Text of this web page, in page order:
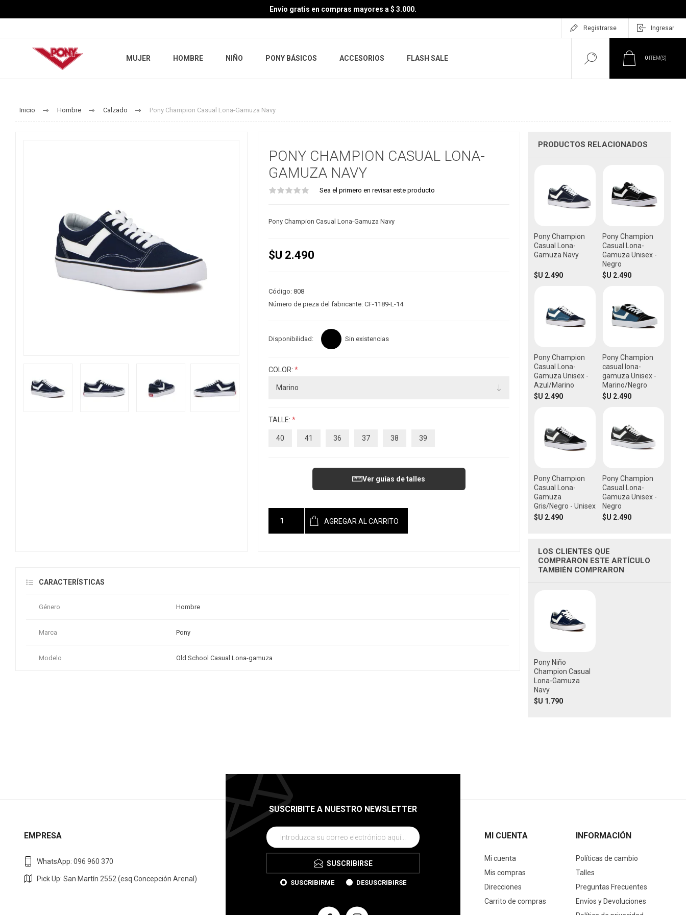
Envío gratis en compras mayores a $ 3.000.
Registrarse Ingresar
MUJER HOMBRE NIÑO PONY BÁSICOS ACCESORIOS FLASH SALE 0 ITEM(S)
Inicio Hombre Calzado Pony Champion Casual Lona-Gamuza Navy
PONY CHAMPION CASUAL LONA-
GAMUZA NAVY
Sea el primero en revisar este producto
Pony Champion Casual Lona-Gamuza Navy
$U 2.490
Código: 808
Número de pieza del fabricante: CF-1189-L-14
Disponibilidad: Sin existencias
COLOR: *
TALLE: *
40 41 36 37 38 39
Ver guías de talles
AGREGAR AL CARRITO
CARACTERÍSTICAS
Género Hombre
Marca Pony
Modelo Old School Casual Lona-gamuza
PRODUCTOS RELACIONADOS
Pony Champion
Casual Lona-
Gamuza Navy
$U 2.490
Pony Champion
Casual Lona-
Gamuza Unisex -
Negro
$U 2.490
Pony Champion
Casual Lona-
Gamuza Unisex -
Azul/Marino
$U 2.490
Pony Champion
casual lona-
gamuza Unisex -
Marino/Negro
$U 2.490
Pony Champion
Casual Lona-
Gamuza
Gris/Negro - Unisex
$U 2.490
Pony Champion
Casual Lona-
Gamuza Unisex -
Negro
$U 2.490
LOS CLIENTES QUE
COMPRARON ESTE ARTÍCULO
TAMBIÉN COMPRARON
Pony Niño
Champion Casual
Lona-Gamuza
Navy
$U 1.790
SUSCRIBITE A NUESTRO NEWSLETTER
SUSCRIBIRSE
SUSCRIBIRME DESUSCRIBIRSE
EMPRESA
WhatsApp: 096 960 370
Pick Up: San Martín 2552 (esq Concepción Arenal)
MI CUENTA
Mi cuenta
Mis compras
Direcciones
Carrito de compras
INFORMACIÓN
Políticas de cambio
Talles
Preguntas Frecuentes
Envíos y Devoluciones